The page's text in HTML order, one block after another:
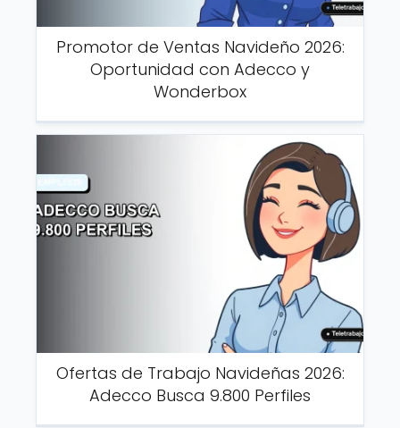
Promotor de Ventas Navideño 2026:
Oportunidad con Adecco y
Wonderbox
Ofertas de Trabajo Navideñas 2026:
Adecco Busca 9.800 Perfiles